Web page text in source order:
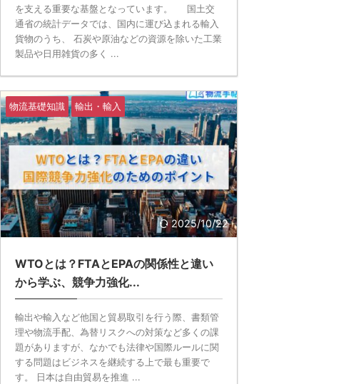
を支える重要な基盤となっています。 国土交
通省の統計データでは、国内に運び込まれる輸入
貨物のうち、 石炭や原油などの資源を除いた工業
製品や日用雑貨の多く ...
2025/10/22
物流基礎知識 輸出・輸入
WTOとは？FTAとEPAの関係性と違い
から学ぶ、競争力強化...
輸出や輸入など他国と貿易取引を行う際、書類管
理や物流手配、為替リスクへの対策など多くの課
題がありますが、なかでも法律や国際ルールに関
する問題はビジネスを継続する上で最も重要で
す。 日本は自由貿易を推進 ...